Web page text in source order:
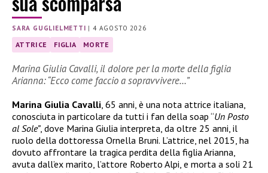
SARA GUGLIELMETTI |4 AGOSTO 2026
ATTRICE FIGLIA MORTE
Marina Giulia Cavalli, il dolore per la morte della figlia
Arianna: “Ecco come faccio a sopravvivere…”
Marina Giulia Cavalli, 65 anni, è una nota attrice italiana,
conosciuta in particolare da tutti i fan della soap “Un Posto
al Sole”, dove Marina Giulia interpreta, da oltre 25 anni, il
ruolo della dottoressa Ornella Bruni. L’attrice, nel 2015, ha
dovuto affrontare la tragica perdita della figlia Arianna,
avuta dall’ex marito, l’attore Roberto Alpi, e morta a soli 21